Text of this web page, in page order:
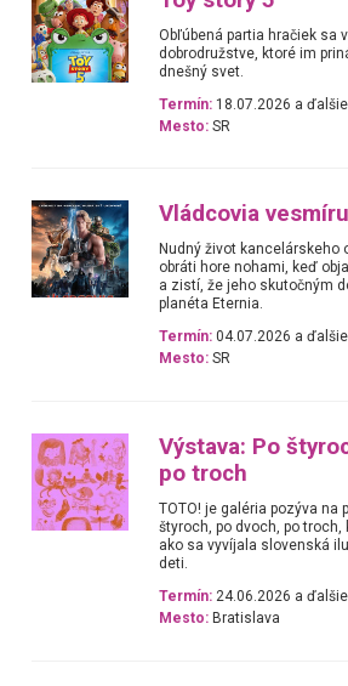
Obľúbená partia hračiek sa
dobrodružstve, ktoré im
dnešný svet.
Termín: 18.07.2026 a ďalšie
Mesto: SR
Vládcovia vesmíru
Nudný život kancelárskeho
obráti hore nohami, keď
a zistí, že jeho skutočným
planéta Eternia.
Termín: 04.07.2026 a ďalšie
Mesto: SR
Výstava: Po
po troch
TOTO! je galéria pozýva na
štyroch, po dvoch, po troch,
ako sa vyvíjala slovenská
deti.
Termín: 24.06.2026 a ďalšie
Mesto: Bratislava